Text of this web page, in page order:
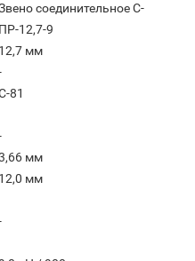
соединительное С-
ПР-12,7-9
12,7 мм
81
мм
12,0 мм